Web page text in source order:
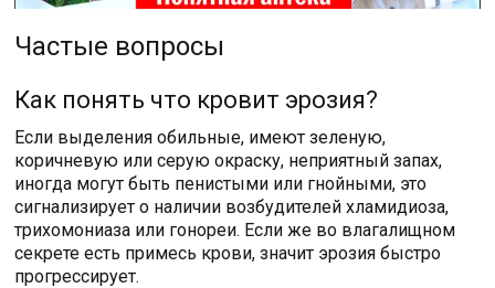
Частые вопросы
Как понять что кровит эрозия?
Если выделения обильные, имеют зеленую,
коричневую или серую окраску, неприятный запах,
иногда могут быть пенистыми или гнойными, это
сигнализирует о наличии возбудителей хламидиоза,
трихомониаза или гонореи. Если же во влагалищном
секрете есть примесь крови, значит эрозия быстро
прогрессирует.